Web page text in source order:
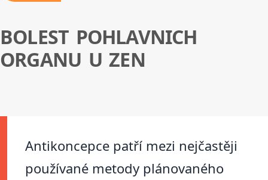
BOLEST POHLAVNICH
ORGANU U ZEN
Antikoncepce patří mezi nejčastěji
používané metody plánovaného